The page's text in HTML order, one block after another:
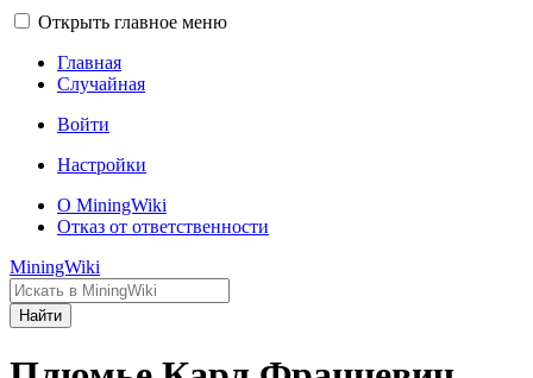
Открыть главное меню
Главная
Случайная
Войти
Настройки
О MiningWiki
Отказ от ответственности
MiningWiki
Найти